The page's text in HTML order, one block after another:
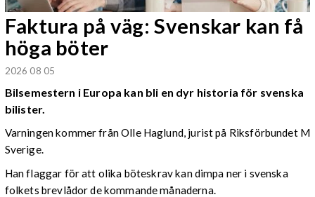
Faktura på väg: Svenskar kan få
höga böter
2026 08 05
Bilsemestern i Europa kan bli en dyr historia för svenska
bilister.
Varningen kommer från Olle Haglund, jurist på Riksförbundet M
Sverige.
Han flaggar för att olika böteskrav kan dimpa ner i svenska
folkets brevlådor de kommande månaderna.